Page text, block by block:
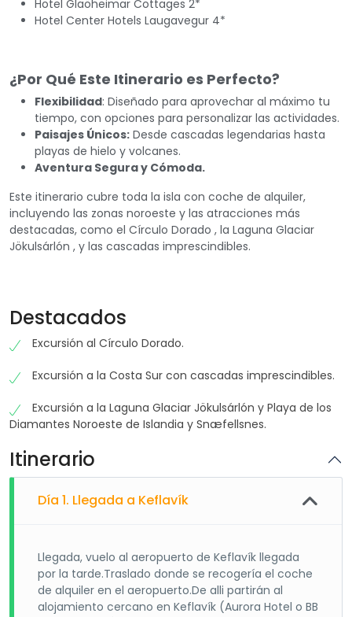
Hotel Glaöheimar Cottages 2*
Hotel Center Hotels Laugavegur 4*
¿Por Qué Este Itinerario es Perfecto?
Flexibilidad: Diseñado para aprovechar al máximo tu
tiempo, con opciones para personalizar las actividades.
Paisajes Únicos: Desde cascadas legendarias hasta
playas de hielo y volcanes.
Aventura Segura y Cómoda.
Este itinerario cubre toda la isla con coche de alquiler,
incluyendo las zonas noroeste y las atracciones más
destacadas, como el Círculo Dorado , la Laguna Glaciar
Jökulsárlón , y las cascadas imprescindibles.
Destacados
Excursión al Círculo Dorado.
Excursión a la Costa Sur con cascadas imprescindibles.
Excursión a la Laguna Glaciar Jökulsárlón y Playa de los
Diamantes Noroeste de Islandia y Snæfellsnes.
Itinerario
Día 1. Llegada a Keflavík
Llegada, vuelo al aeropuerto de Keflavík llegada
por la tarde.Traslado donde se recogería el coche
de alquiler en el aeropuerto.De alli partirán al
alojamiento cercano en Keflavík (Aurora Hotel o BB